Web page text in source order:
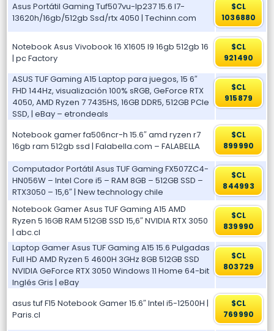
Asus Portátil Gaming Tuf507vu-lp237 15.6 I7-
13620h/16gb/512gb Ssd/rtx 4050 | Techinn.com
$CL
1036880
Notebook Asus Vivobook 16 X1605 I9 16gb 512gb 16
| pc Factory
$CL
921490
ASUS TUF Gaming A15 Laptop para juegos, 15 6″
FHD 144Hz, visualización 100% sRGB, GeForce RTX
4050, AMD Ryzen 7 7435HS, 16GB DDR5, 512GB PCIe
SSD, | eBay – etrondeals
$CL
915879
Notebook gamer fa506ncr-h 15.6″ amd ryzen r7
16gb ram 512gb ssd | Falabella.com – FALABELLA
$CL
899990
Computador Portátil Asus TUF Gaming FX507ZC4-
HN056W – Intel Core i5 – RAM 8GB – 512GB SSD –
RTX3050 – 15,6″ | New technology chile
$CL
844993
Notebook Gamer Asus TUF Gaming A15 AMD
Ryzen 5 16GB RAM 512GB SSD 15,6″ NVIDIA RTX 3050
| abc.cl
$CL
839990
Laptop Gamer Asus TUF Gaming A15 15.6 Pulgadas
Full HD AMD Ryzen 5 4600H 3GHz 8GB 512GB SSD
NVIDIA GeForce RTX 3050 Windows 11 Home 64-bit
Inglés Gris | eBay
$CL
803729
asus tuf F15 Notebook Gamer 15.6″ Intel i5-12500H |
Paris.cl
$CL
769990